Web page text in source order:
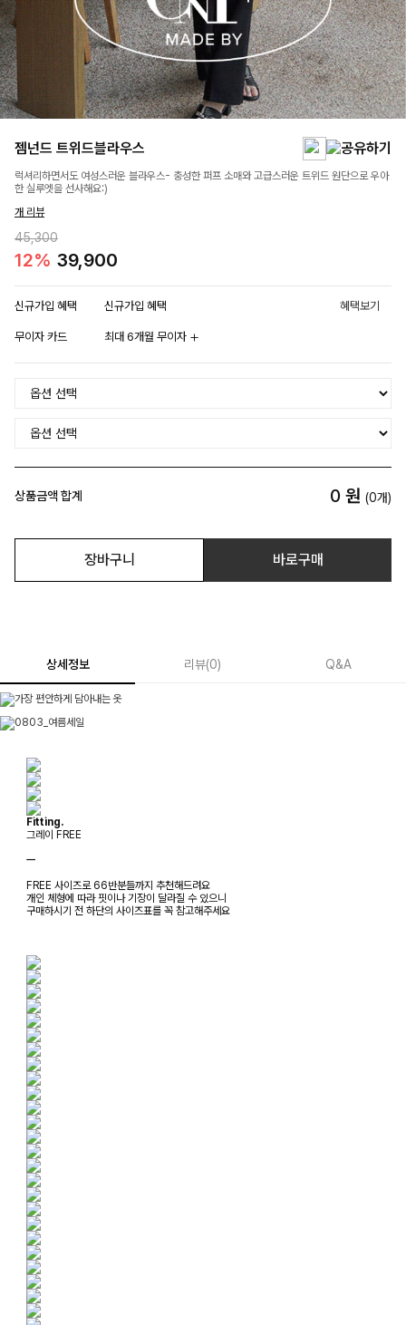
젬넌드 트위드블라우스
럭셔리하면서도 여성스러운 블라우스- 충성한 퍼프 소매와 고급스러운 트위드 원단으로 우아
한 실루엣을 선사해요:)
개 리뷰
45,300
12% 39,900
신규가입 혜택 신규가입 혜택 혜택보기
무이자 카드 최대 6개월 무이자
상품금액 합계 0 원 (0개)
장바구니 바로구매
상세정보 리뷰(0) Q&A
Fitting.
그레이 FREE
ㅡ
FREE 사이즈로 66반분들까지 추천해드려요
개인 체형에 따라 핏이나 기장이 달라질 수 있으니
구매하시기 전 하단의 사이즈표를 꼭 참고해주세요